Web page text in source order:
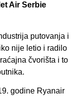
Air Serbie
putovanja i
nije letio i radilo
čvorišta i to
godine Ryanair